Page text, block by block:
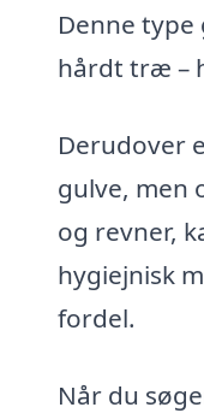
Denne
hårdt træ –
Derudover
gulve, men
og revner,
hygiejnisk
fordel.
Når du